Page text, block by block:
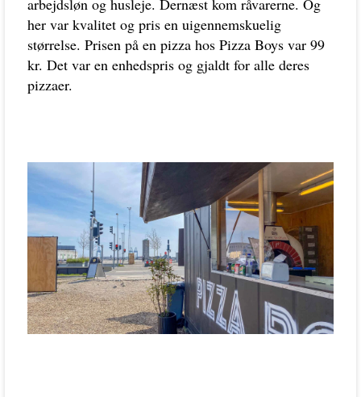
arbejdsløn og husleje. Dernæst kom råvarerne. Og
her var kvalitet og pris en uigennemskuelig
størrelse. Prisen på en pizza hos Pizza Boys var 99
kr. Det var en enhedspris og gjaldt for alle deres
pizzaer.